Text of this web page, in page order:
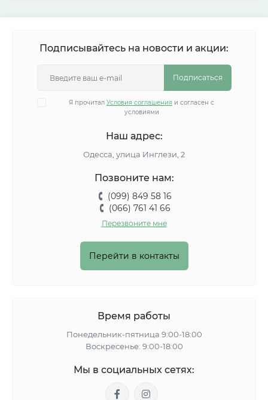
Подписывайтесь на новости и акции:
Подписаться
Я прочитал Условия соглашения и согласен с
условиями
Наш адрес:
Одесса, улица Инглези, 2
Позвоните нам:
(099) 849 58 16
(066) 761 41 66
Перезвоните мне
Перейти в контакты
Время работы
Понедельник-пятница 9:00-18:00
Воскресенье: 9:00-18:00
Мы в социальных сетях: